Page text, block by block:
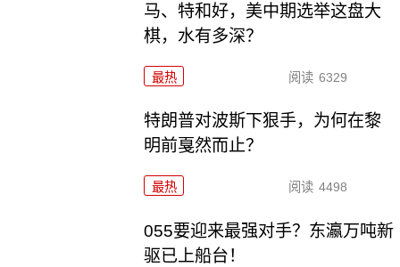
马、特和好，美中期选举这盘大
棋，水有多深？
最热 阅读 6329
特朗普对波斯下狠手，为何在黎
明前戛然而止？
最热 阅读 4498
055要迎来最强对手？东瀛万吨新
驱已上船台！